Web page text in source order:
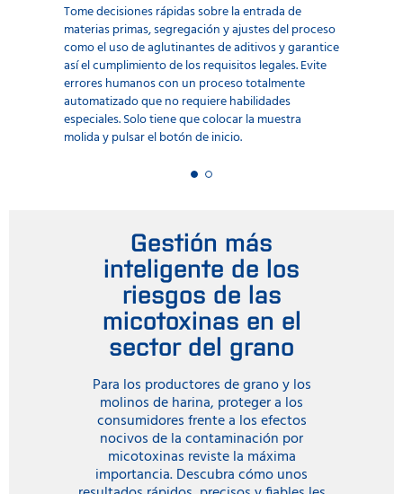
Tome decisiones rápidas sobre la entrada de
materias primas, segregación y ajustes del proceso
como el uso de aglutinantes de aditivos y garantice
así el cumplimiento de los requisitos legales. Evite
errores humanos con un proceso totalmente
automatizado que no requiere habilidades
especiales. Solo tiene que colocar la muestra
molida y pulsar el botón de inicio.
Gestión más
inteligente de los
riesgos de las
micotoxinas en el
sector del grano
Para los productores de grano y los
molinos de harina, proteger a los
consumidores frente a los efectos
nocivos de la contaminación por
micotoxinas reviste la máxima
importancia. Descubra cómo unos